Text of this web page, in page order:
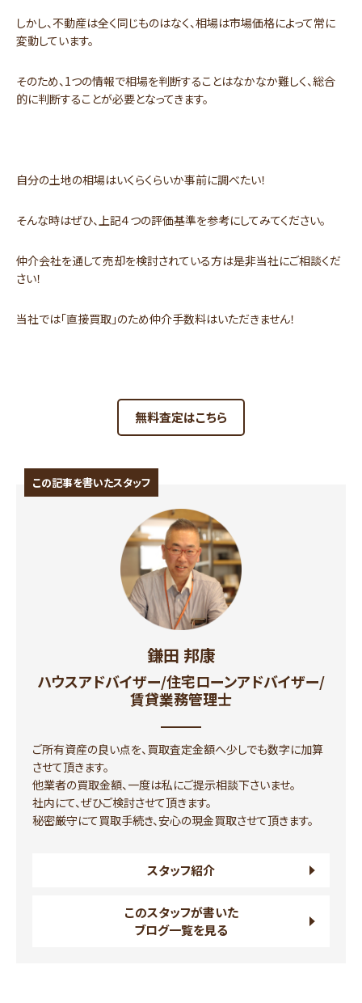
しかし、不動産は全く同じものはなく、相場は市場価格によって常に
変動しています。
そのため、1つの情報で相場を判断することはなかなか難しく、総合
的に判断することが必要となってきます。
自分の土地の相場はいくらくらいか事前に調べたい！
そんな時はぜひ、上記４つの評価基準を参考にしてみてください。
仲介会社を通して売却を検討されている方は是非当社にご相談くだ
さい！
当社では「直接買取」のため仲介手数料はいただきません！
無料査定はこちら
この記事を書いたスタッフ
鎌田 邦康
ハウスアドバイザー/住宅ローンアドバイザー/
賃貸業務管理士
ご所有資産の良い点を、買取査定金額へ少しでも数字に加算
させて頂きます。
他業者の買取金額、一度は私にご提示相談下さいませ。
社内にて、ぜひご検討させて頂きます。
秘密厳守にて買取手続き、安心の現金買取させて頂きます。
スタッフ紹介
このスタッフが書いた
ブログ一覧を見る